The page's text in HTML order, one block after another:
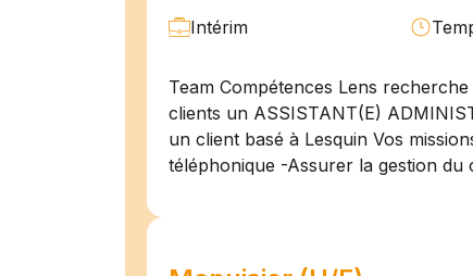
Intérim
Team Compétences Lens
clients un ASSISTANT(E)
un client basé à Lesquin Vos
téléphonique -Assurer la gestion du